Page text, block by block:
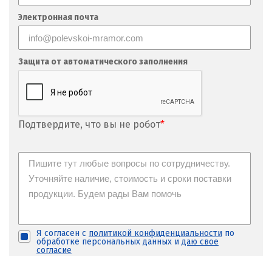
Электронная почта
Защита от автоматического заполнения
Подтвердите, что вы не робот*
Я согласен с политикой конфиденциальности по
обработке персональных данных и даю свое
согласие